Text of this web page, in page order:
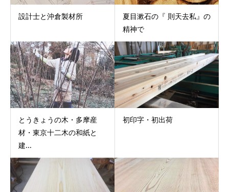
設計士と沖倉製材所
夏目漱石の『 則天去私』の
精神で
とうきょうの木・多摩産
材・東京十二木の和紙と
建...
初印字・初出荷